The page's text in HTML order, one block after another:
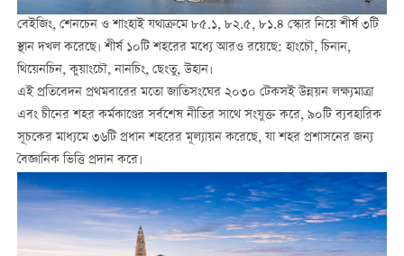
বেইজিং, শেনচেন ও শাংহাই যথাক্রমে ৮৫.১, ৮২.৫, ৮১.৪ স্কোর নিয়ে শীর্ষ ৩টি
স্থান দখল করেছে। শীর্ষ ১০টি শহরের মধ্যে আরও রয়েছে: হাংচৌ, চিনান,
থিয়েনচিন, কুয়াংচৌ, নানচিং, ছেংতু, উহান।
এই প্রতিবেদন প্রথমবারের মতো জাতিসংঘের ২০৩০ টেকসই উন্নয়ন লক্ষ্যমাত্রা
এবং চীনের শহর কর্মকাণ্ডের সর্বশেষ নীতির সাথে সংযুক্ত করে, ৯০টি ব্যবহারিক
সূচকের মাধ্যমে ৩৬টি প্রধান শহরের মূল্যায়ন করেছে, যা শহর প্রশাসনের জন্য
বৈজ্ঞানিক ভিত্তি প্রদান করে।